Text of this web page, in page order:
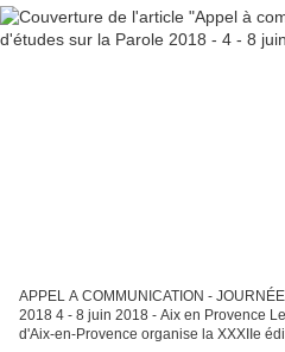
APPEL A COMMUNICATION -
2018 4 - 8 juin 2018 - Aix en Provence
d'Aix-en-Provence organise la XXXIIe